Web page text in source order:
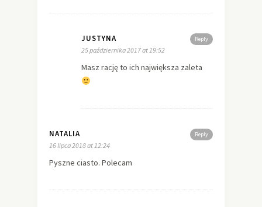
Reply
JUSTYNA
25 października 2017 at 19:52
Masz rację to ich największa zaleta
Reply
NATALIA
16 lipca 2018 at 12:24
Pyszne ciasto. Polecam